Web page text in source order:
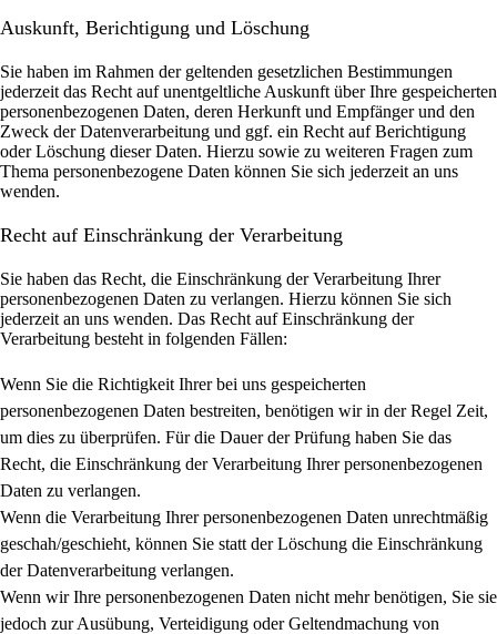
Auskunft, Berichtigung und Löschung
Sie haben im Rahmen der geltenden gesetzlichen Bestimmungen
jederzeit das Recht auf unentgeltliche Auskunft über Ihre gespeicherten
personenbezogenen Daten, deren Herkunft und Empfänger und den
Zweck der Datenverarbeitung und ggf. ein Recht auf Berichtigung
oder Löschung dieser Daten. Hierzu sowie zu weiteren Fragen zum
Thema personenbezogene Daten können Sie sich jederzeit an uns
wenden.
Recht auf Einschränkung der Verarbeitung
Sie haben das Recht, die Einschränkung der Verarbeitung Ihrer
personenbezogenen Daten zu verlangen. Hierzu können Sie sich
jederzeit an uns wenden. Das Recht auf Einschränkung der
Verarbeitung besteht in folgenden Fällen:
Wenn Sie die Richtigkeit Ihrer bei uns gespeicherten
personenbezogenen Daten bestreiten, benötigen wir in der Regel Zeit,
um dies zu überprüfen. Für die Dauer der Prüfung haben Sie das
Recht, die Einschränkung der Verarbeitung Ihrer personenbezogenen
Daten zu verlangen.
Wenn die Verarbeitung Ihrer personenbezogenen Daten unrechtmäßig
geschah/geschieht, können Sie statt der Löschung die Einschränkung
der Datenverarbeitung verlangen.
Wenn wir Ihre personenbezogenen Daten nicht mehr benötigen, Sie sie
jedoch zur Ausübung, Verteidigung oder Geltendmachung von